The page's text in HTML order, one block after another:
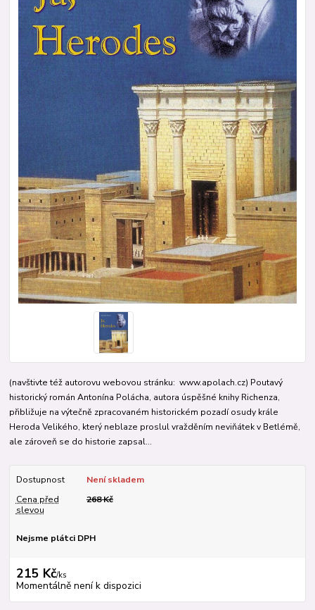
(navštivte též autorovu webovou stránku: www.apolach.cz) Poutavý
historický román Antonína Polácha, autora úspěšné knihy Richenza,
přibližuje na výtečně zpracovaném historickém pozadí osudy krále
Heroda Velikého, který neblaze proslul vražděním neviňátek v Betlémě,
ale zároveň se do historie zapsal...
Dostupnost
Není skladem
Cena před
slevou
268 Kč
Nejsme plátci DPH
215 Kč/ks
Momentálně není k dispozici